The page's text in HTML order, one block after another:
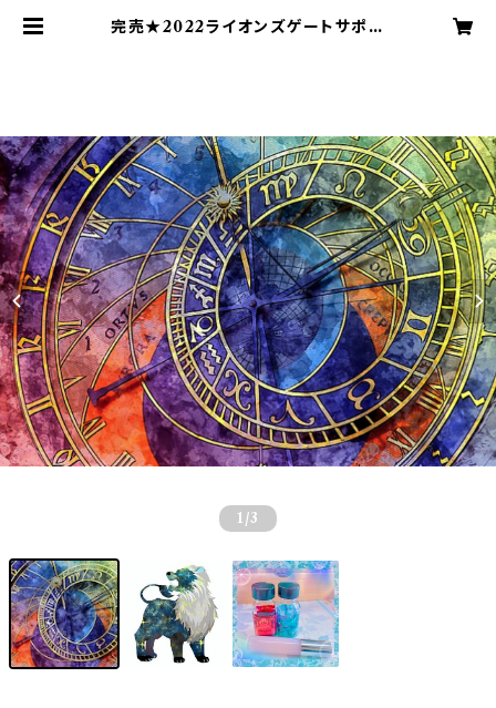
完売★2022ライオンズゲートサポー
1 /3